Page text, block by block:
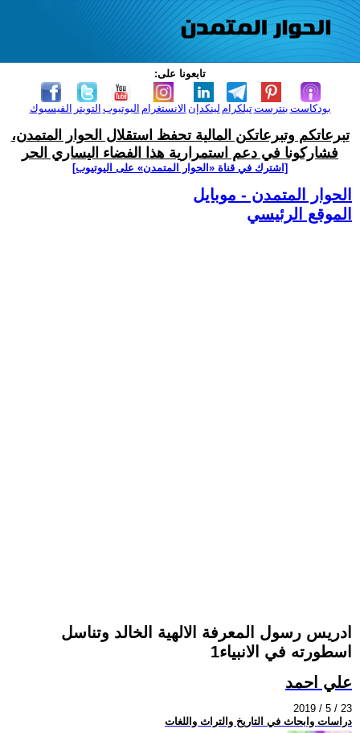
تابعونا على:
الفيسبوك التويتر اليوتيوب الانستغرام لينكدإن تيلكرامبنترست بودكاست
تبرعاتكم وتبرعاتكن المالية تحفظ استقلال الحوار المتمدن،
فشاركونا في دعم استمرارية هذا الفضاء اليساري الحر
[اشترك في قناة ‫«الحوار المتمدن» على اليوتيوب]
الحوار المتمدن - موبايل
الموقع الرئيسي
ادريس رسول المعرفة الالهية الخالد وتناسل
اسطورته في الانبياء1
علي احمد
2019 / 5 / 23
دراسات وابحاث في التاريخ والتراث واللغات